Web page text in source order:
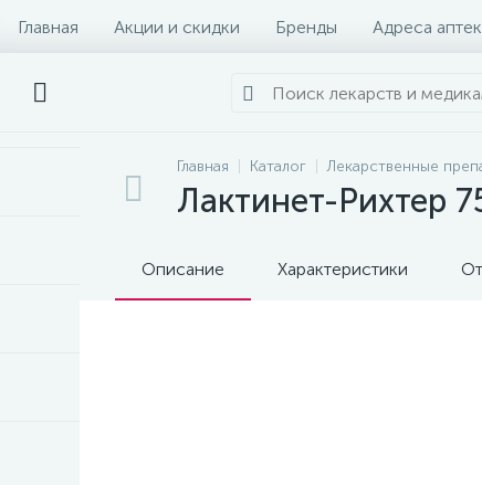
Главная Акции и скидки Бренды Адреса аптек
Главная Каталог Лекарственные
Лактинет-Рихтер
Описание Характеристики